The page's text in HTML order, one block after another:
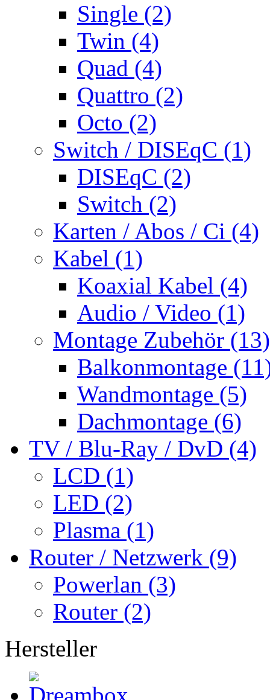
Single (2)
Twin (4)
Quad (4)
Quattro (2)
Octo (2)
Switch / DISEqC (1)
DISEqC (2)
Switch (2)
Karten / Abos / Ci (4)
Kabel (1)
Koaxial Kabel (4)
Audio / Video (1)
Montage Zubehör (13)
Balkonmontage
Wandmontage (5)
Dachmontage (6)
TV / Blu-Ray / DvD (4)
LCD (1)
LED (2)
Plasma (1)
Router / Netzwerk (9)
Powerlan (3)
Router (2)
Hersteller